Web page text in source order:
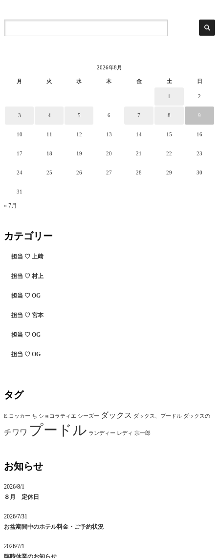
2026年8月
月 火 水 木 金 土 日
1 2
3 4 5 6 7 8 9
10 11 12 13 14 15 16
17 18 19 20 21 22 23
24 25 26 27 28 29 30
31
« 7月
カテゴリー
担当 ♡ 上﨑
担当 ♡ 村上
担当 ♡ OG
担当 ♡ 宮本
担当 ♡ OG
担当 ♡ OG
タグ
E.コッカー ち ショコラティエ シーズー ダックス ダックス、プードル ダックスの
チワワ プードル ランディー レディ 宗一郎
お知らせ
2026/8/1
８月 定休日
2026/7/31
お盆期間中のホテル料金・ご予約状況
2026/7/1
臨時休業のお知らせ